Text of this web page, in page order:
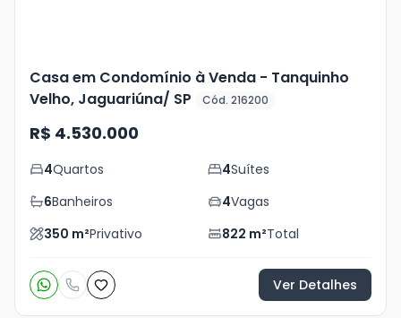
Casa em Condomínio à Venda - Tanquinho
Velho, Jaguariúna/ SP
Cód. 216200
R$ 4.530.000
4Quartos 4Suítes
6Banheiros 4Vagas
350 m²Privativo 822 m²Total
Ver Detalhes